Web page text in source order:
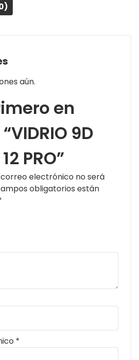
aún.
en
9D
PRO”
electrónico no será
obligatorios están
*